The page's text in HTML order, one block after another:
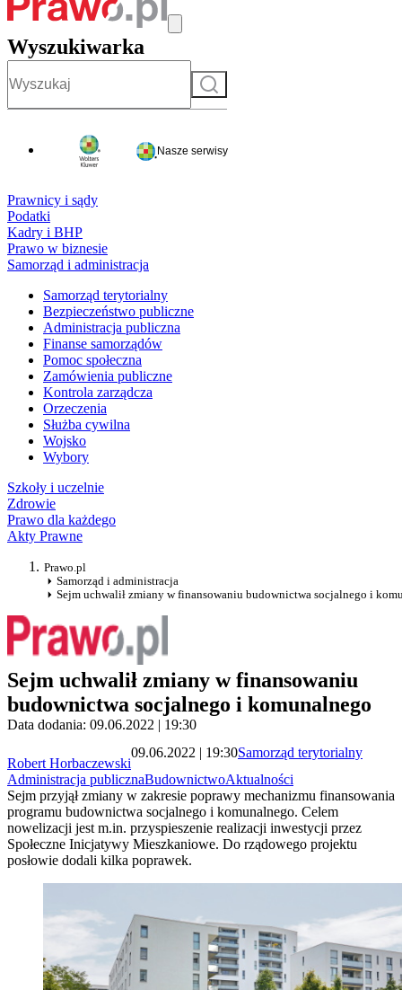
Wyszukiwarka
Szukaj
Nasze serwisy
Prawnicy i sądy
Podatki
Kadry i BHP
Prawo w biznesie
Samorząd i administracja
Samorząd terytorialny
Bezpieczeństwo publiczne
Administracja publiczna
Finanse samorządów
Pomoc społeczna
Zamówienia publiczne
Kontrola zarządcza
Orzeczenia
Służba cywilna
Wojsko
Wybory
Szkoły i uczelnie
Zdrowie
Prawo dla każdego
Akty Prawne
Prawo.pl
Samorząd i administracja
Sejm uchwalił zmiany w finansowaniu budownictwa socjalnego i
Sejm uchwalił zmiany w finansowaniu
budownictwa socjalnego i komunalnego
Data dodania: 09.06.2022 | 19:30
Robert Horbaczewski
09.06.2022 | 19:30Samorząd terytorialny
Administracja publicznaBudownictwoAktualności
Sejm przyjął zmiany w zakresie poprawy mechanizmu finansowania
programu budownictwa socjalnego i komunalnego. Celem
nowelizacji jest m.in. przyspieszenie realizacji inwestycji przez
Społeczne Inicjatywy Mieszkaniowe. Do rządowego projektu
posłowie dodali kilka poprawek.